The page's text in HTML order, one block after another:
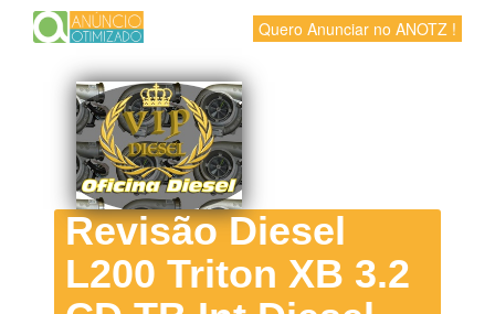
Quero Anunciar no ANOTZ !
Revisão Diesel
L200 Triton XB 3.2